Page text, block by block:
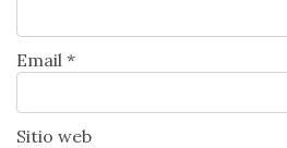
Email *
Sitio web